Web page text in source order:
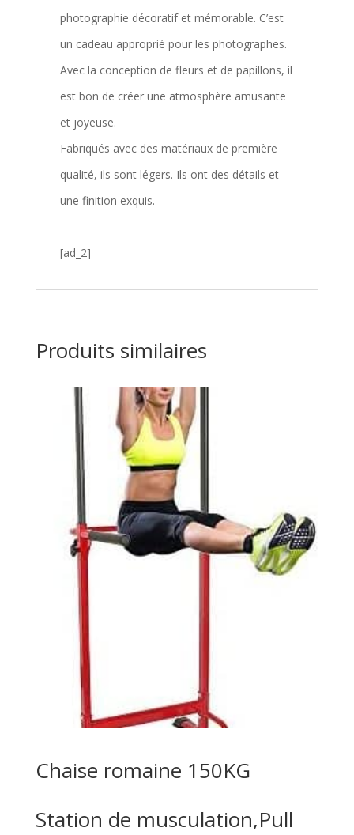
photographie décoratif et mémorable. C’est
un cadeau approprié pour les photographes.
Avec la conception de fleurs et de papillons, il
est bon de créer une atmosphère amusante
et joyeuse.
Fabriqués avec des matériaux de première
qualité, ils sont légers. Ils ont des détails et
une finition exquis.
[ad_2]
Produits similaires
Chaise romaine 150KG
Station de musculation,Pull